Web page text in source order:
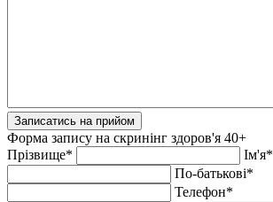
Записатись на прийом
Форма запису на скринінг здоров'я 40+
Прізвище*
Ім'я*
По-батькові*
Телефон*